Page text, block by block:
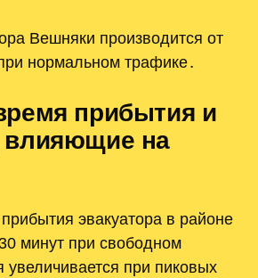
Вешняки производится от
нормальном трафике․
прибытия и
на
эвакуатора в районе
минут при свободном
при пиковых